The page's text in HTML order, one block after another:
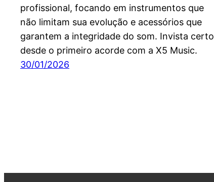
profissional, focando em instrumentos que
não limitam sua evolução e acessórios que
garantem a integridade do som. Invista certo
desde o primeiro acorde com a X5 Music.
30/01/2026